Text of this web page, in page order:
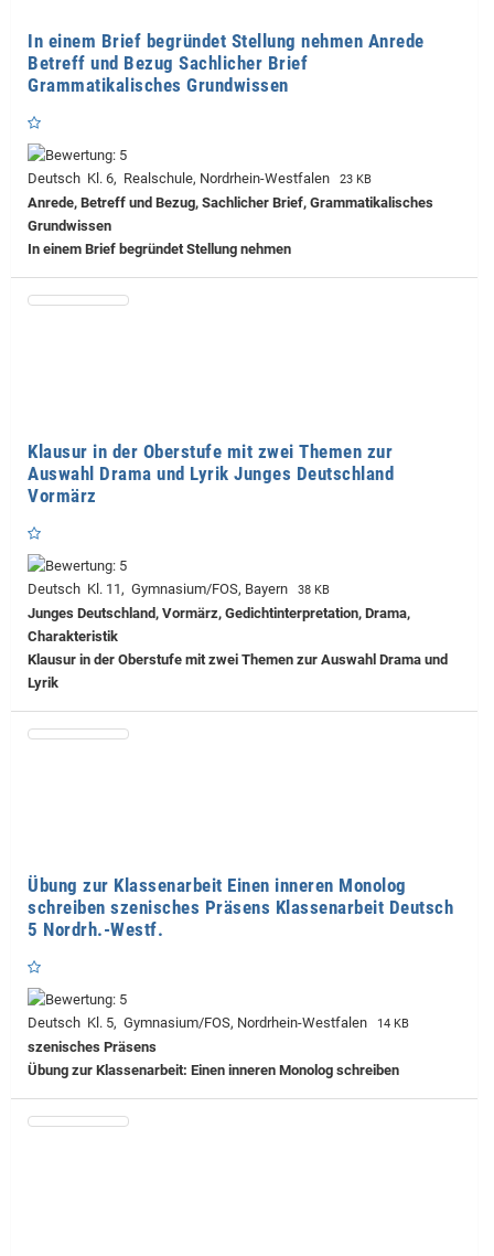
In einem Brief begründet Stellung nehmen Anrede
Betreff und Bezug Sachlicher Brief
Grammatikalisches Grundwissen
Deutsch Kl. 6, Realschule, Nordrhein-Westfalen 23 KB
Anrede, Betreff und Bezug, Sachlicher Brief, Grammatikalisches
Grundwissen
In einem Brief begründet Stellung nehmen
Klausur in der Oberstufe mit zwei Themen zur
Auswahl Drama und Lyrik Junges Deutschland
Vormärz
Deutsch Kl. 11, Gymnasium/FOS, Bayern 38 KB
Junges Deutschland, Vormärz, Gedichtinterpretation, Drama,
Charakteristik
Klausur in der Oberstufe mit zwei Themen zur Auswahl Drama und
Lyrik
Übung zur Klassenarbeit Einen inneren Monolog
schreiben szenisches Präsens Klassenarbeit Deutsch
5 Nordrh.-Westf.
Deutsch Kl. 5, Gymnasium/FOS, Nordrhein-Westfalen 14 KB
szenisches Präsens
Übung zur Klassenarbeit: Einen inneren Monolog schreiben